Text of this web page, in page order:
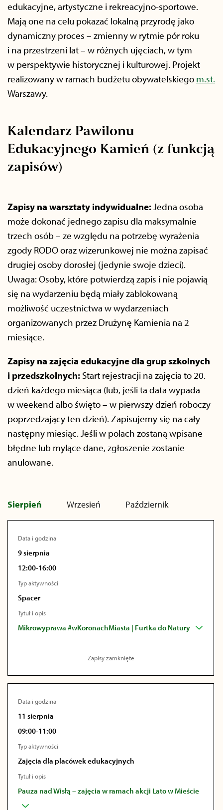
edukacyjne, artystyczne i rekreacyjno-sportowe.
Mają one na celu pokazać lokalną przyrodę jako
dynamiczny proces – zmienny w rytmie pór roku
i na przestrzeni lat – w różnych ujęciach, w tym
w perspektywie historycznej i kulturowej. Projekt
realizowany w ramach budżetu obywatelskiego m.st.
Warszawy.
Kalendarz Pawilonu
Edukacyjnego Kamień (z funkcją
zapisów)
Zapisy na warsztaty indywidualne:Jedna osoba
może dokonać jednego zapisu dla maksymalnie
trzech osób – ze względu na potrzebę wyrażenia
zgody RODO oraz wizerunkowej nie można zapisać
drugiej osoby dorosłej (jedynie swoje dzieci).
Uwaga: Osoby, które potwierdzą zapis i nie pojawią
się na wydarzeniu będą miały zablokowaną
możliwość uczestnictwa w wydarzeniach
organizowanych przez Drużynę Kamienia na 2
miesiące.
Zapisy na zajęcia edukacyjne dla grup szkolnych
i przedszkolnych: Start rejestracji na zajęcia to 20.
dzień każdego miesiąca (lub, jeśli ta data wypada
w weekend albo święto – w pierwszy dzień roboczy
poprzedzający ten dzień). Zapisujemy się na cały
następny miesiąc. Jeśli w polach zostaną wpisane
błędne lub mylące dane, zgłoszenie zostanie
anulowane.
Sierpień Wrzesień Październik
Data i godzina
9 sierpnia
12:00-16:00
Typ aktywności
Spacer
Tytuł i opis
Mikrowyprawa #wKoronachMiasta | Furtka do Natury
Zapisy zamknięte
Data i godzina
11 sierpnia
09:00-11:00
Typ aktywności
Zajęcia dla placówek edukacyjnych
Tytuł i opis
Pauza nad Wisłą – zajęcia w ramach akcji Lato w Mieście